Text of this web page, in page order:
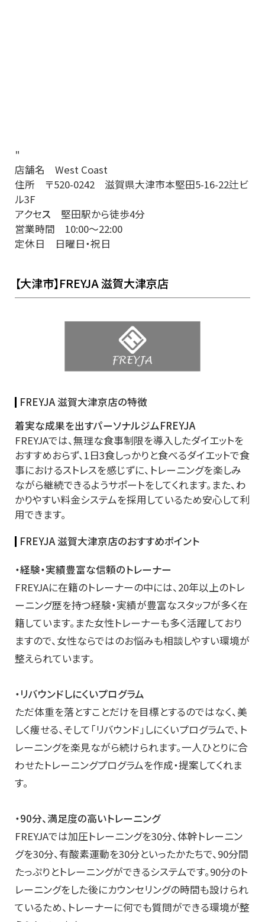
"
店舗名 West Coast
住所 〒520-0242 滋賀県大津市本堅田5-16-22辻ビ
ル3F
アクセス 堅田駅から徒歩4分
営業時間 10:00〜22:00
定休日 日曜日・祝日
【大津市】FREYJA 滋賀大津京店
FREYJA 滋賀大津京店の特徴
着実な成果を出すパーソナルジムFREYJA
FREYJAでは、無理な食事制限を導入したダイエットを
おすすめおらず、1日3食しっかりと食べるダイエットで食
事におけるストレスを感じずに、トレーニングを楽しみ
ながら継続できるようサポートをしてくれます。また、わ
かりやすい料金システムを採用しているため安心して利
用できます。
FREYJA 滋賀大津京店のおすすめポイント
・経験・実績豊富な信頼のトレーナー
FREYJAに在籍のトレーナーの中には、20年以上のトレ
ーニング歴を持つ経験・実績が豊富なスタッフが多く在
籍しています。また女性トレーナーも多く活躍しており
ますので、女性ならではのお悩みも相談しやすい環境が
整えられています。
・リバウンドしにくいプログラム
ただ体重を落とすことだけを目標とするのではなく、美
しく痩せる、そして「リバウンド」しにくいプログラムで、ト
レーニングを楽見ながら続けられます。一人ひとりに合
わせたトレーニングプログラムを作成・提案してくれま
す。
・90分、満足度の高いトレーニング
FREYJAでは加圧トレーニングを30分、体幹トレーニン
グを30分、有酸素運動を30分といったかたちで、90分間
たっぷりとトレーニングができるシステムです。90分のト
レーニングをした後にカウンセリングの時間も設けられ
ているため、トレーナーに何でも質問ができる環境が整